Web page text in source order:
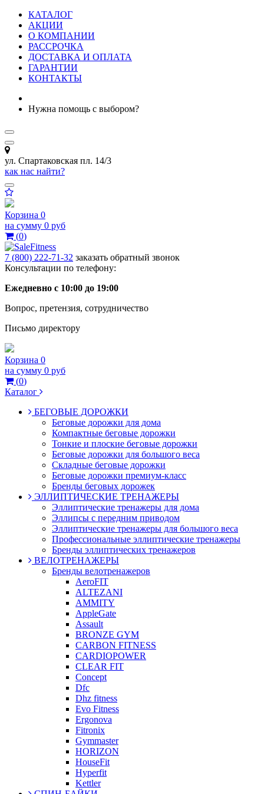
КАТАЛОГ
АКЦИИ
О КОМПАНИИ
РАССРОЧКА
ДОСТАВКА И ОПЛАТА
ГАРАНТИИ
КОНТАКТЫ
Нужна помощь с выбором?
ул. Спартаковская пл. 14/3
как нас найти?
Корзина 0
на сумму 0 руб
(0)
7 (800) 222-71-32 заказать обратный звонок
Консультации по телефону:
Ежедневно с 10:00 до 19:00
Вопрос, претензия, сотрудничество
Письмо директору
Корзина 0
на сумму 0 руб
(0)
Каталог
БЕГОВЫЕ ДОРОЖКИ
Беговые дорожки для дома
Компактные беговые дорожки
Тонкие и плоские беговые дорожки
Беговые дорожки для большого веса
Складные беговые дорожки
Беговые дорожки премиум-класс
Бренды беговых дорожек
ЭЛЛИПТИЧЕСКИЕ ТРЕНАЖЕРЫ
Эллиптические тренажеры для дома
Эллипсы с передним приводом
Эллиптические тренажеры для большого веса
Профессиональные эллиптические тренажеры
Бренды эллиптических тренажеров
ВЕЛОТРЕНАЖЕРЫ
Бренды велотренажеров
AeroFIT
ALTEZANI
AMMITY
AppleGate
Assault
BRONZE GYM
CARBON FITNESS
CARDIOPOWER
CLEAR FIT
Concept
Dfc
Dhz fitness
Evo Fitness
Ergonova
Fitronix
Gymmaster
HORIZON
HouseFit
Hyperfit
Kettler